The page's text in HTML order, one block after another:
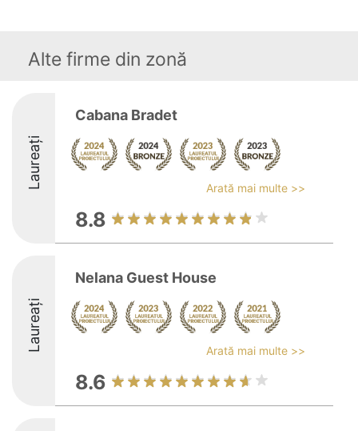
Alte firme din zonă
Laureați
Cabana Bradet
Arată mai multe >>
8.8
Laureați
Nelana Guest House
Arată mai multe >>
8.6